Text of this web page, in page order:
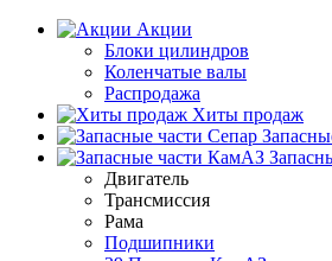
Акции
Блоки цилиндров
Коленчатые валы
Распродажа
Хиты продаж
Двигатель
Трансмиссия
Рама
Подшипники